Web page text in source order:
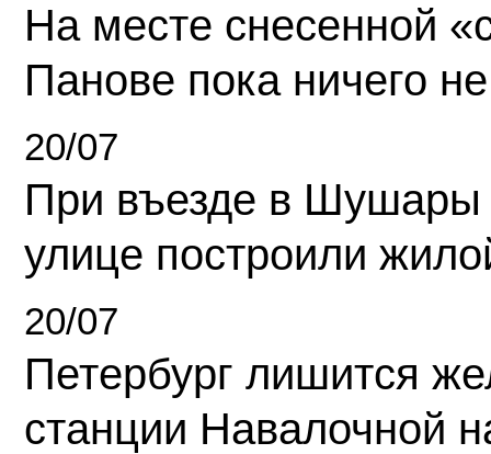
На месте снесенной
Панове пока ничего
20/07
При въезде в Шушары
улице построили
20/07
Петербург лишится
станции Навалочной